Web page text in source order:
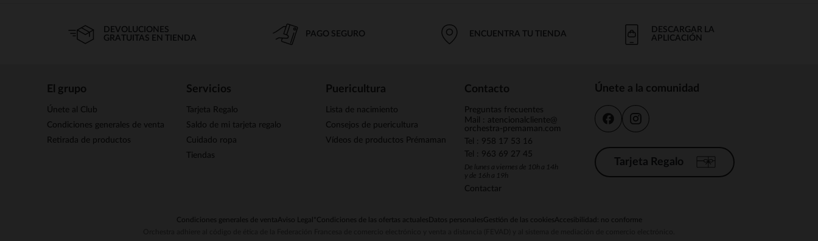
DEVOLUCIONES
GRATUITAS EN TIENDA
PAGO SEGURO ENCUENTRA TU TIENDA
DESCARGAR LA
APLICACIÓN
El grupo
Únete al Club
Condiciones generales de venta
Retirada de productos
Servicios
Tarjeta Regalo
Saldo de mi tarjeta regalo
Cuidado ropa
Tiendas
Puericultura
Lista de nacimiento
Consejos de puericultura
Vídeos de productos Prémaman
Contacto
Preguntas frecuentes
Mail : atencionalcliente@
orchestra-premaman.com
Tel : 958 17 53 16
Tel : 963 69 27 45
De lunes a viernes de 10h a 14h
y de 16h a 19h
Contactar
Únete a la comunidad
Tarjeta Regalo
Condiciones generales de ventaAviso Legal *Condiciones de las ofertas actuales Datos personalesGestión de las cookiesAccesibilidad: no conforme